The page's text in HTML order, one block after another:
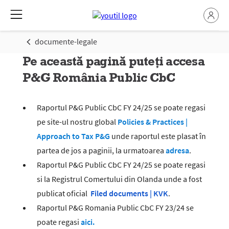
documente-legale
Pe această pagină puteți accesa
P&G România Public CbC
Raportul P&G Public CbC FY 24/25 se poate regasi
pe site-ul nostru global Policies & Practices |
Approach to Tax P&G unde raportul este plasat în
partea de jos a paginii, la urmatoarea adresa.
Raportul P&G Public CbC FY 24/25 se poate regasi
si la Registrul Comertului din Olanda unde a fost
publicat oficial Filed documents | KVK.
Raportul P&G Romania Public CbC FY 23/24 se
poate regasi aici.